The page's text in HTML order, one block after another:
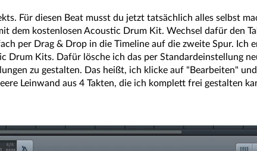
Für diesen Beat musst du jetzt tatsächlich alles selbst
dem kostenlosen Acoustic Drum Kit. Wechsel dafür den
per Drag & Drop in die Timeline auf die zweite Spur. Ich
Drum Kits. Dafür lösche ich das per Standardeinstellung
zu gestalten. Das heißt, ich klicke auf "Bearbeiten"
Leinwand aus 4 Takten, die ich komplett frei gestalten